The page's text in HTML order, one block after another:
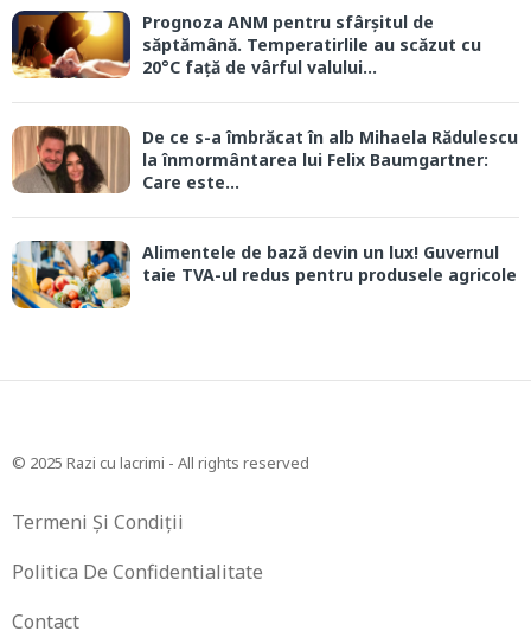
Prognoza ANM pentru sfârșitul de
săptămână. Temperatirlile au scăzut cu
20°C față de vârful valului...
De ce s-a îmbrăcat în alb Mihaela Rădulescu
la înmormântarea lui Felix Baumgartner:
Care este...
Alimentele de bază devin un lux! Guvernul
taie TVA-ul redus pentru produsele agricole
© 2025 Razi cu lacrimi - All rights reserved
Termeni Și Condiții
Politica De Confidentialitate
Contact